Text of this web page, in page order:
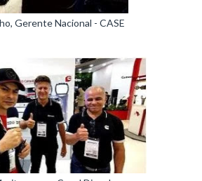
Gerente Nacional - CASE